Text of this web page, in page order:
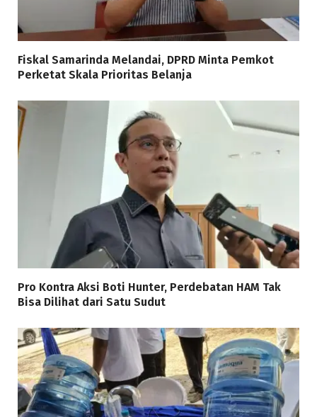
Fiskal Samarinda Melandai, DPRD Minta Pemkot
Perketat Skala Prioritas Belanja
Pro Kontra Aksi Boti Hunter, Perdebatan HAM Tak
Bisa Dilihat dari Satu Sudut